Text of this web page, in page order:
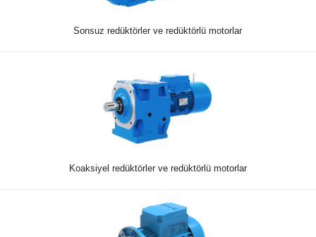
Sonsuz redüktörler ve redüktörlü motorlar
Koaksiyel redüktörler ve redüktörlü motorlar